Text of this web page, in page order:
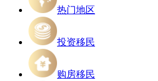
热门地区
投资移民
购房移民